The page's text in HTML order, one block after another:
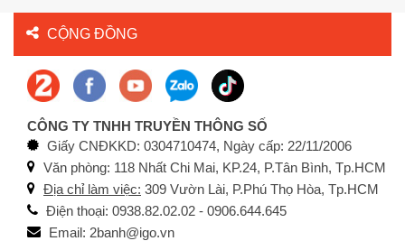
CỘNG ĐỒNG
CÔNG TY TNHH TRUYỀN THÔNG SỐ
Giấy CNĐKKD: 0304710474, Ngày cấp: 22/11/2006
Văn phòng: 118 Nhất Chi Mai, KP.24, P.Tân Bình, Tp.HCM
Địa chỉ làm việc: 309 Vườn Lài, P.Phú Thọ Hòa, Tp.HCM
Điện thoại: 0938.82.02.02 - 0906.644.645
Email: 2banh@igo.vn